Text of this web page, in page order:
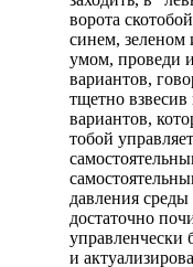
ворота
синем,
умом, проведи
вариантов,
тщетно
вариантов,
тобой
давления среды
достаточно
управленчески
и